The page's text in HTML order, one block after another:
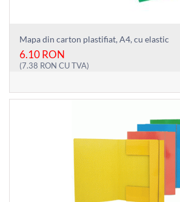
Mapa din carton plastifiat, A4, cu elastic
6.10RON
(7.38 RON CU TVA)